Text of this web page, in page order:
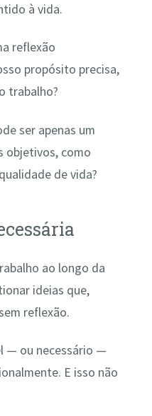
à vida.
reflexão
propósito precisa,
trabalho?
ser apenas um
objetivos, como
de vida?
ao longo da
ideias que,
reflexão.
— ou necessário —
E isso não